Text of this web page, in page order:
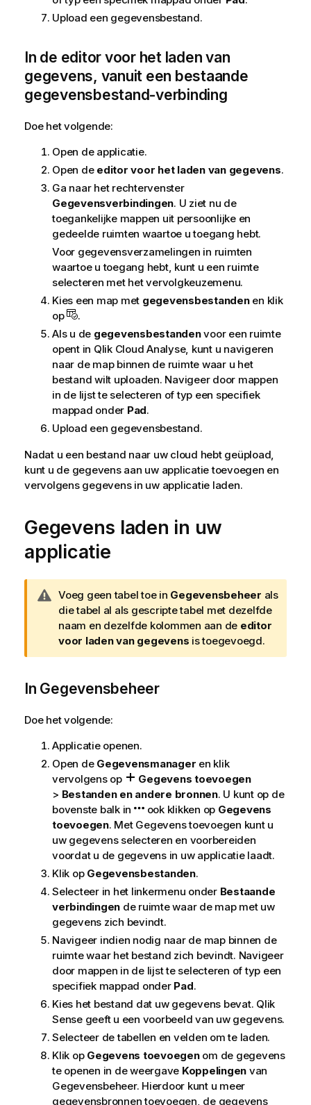
Upload een gegevensbestand.
In de editor voor het laden van
gegevens, vanuit een bestaande
gegevensbestand-verbinding
Doe het volgende:
Open de applicatie.
Open de editor voor het laden van gegevens.
Ga naar het rechtervenster
Gegevensverbindingen. U ziet nu de
toegankelijke mappen uit persoonlijke en
gedeelde ruimten waartoe u toegang hebt.
Voor gegevensverzamelingen in ruimten
waartoe u toegang hebt, kunt u een ruimte
selecteren met het vervolgkeuzemenu.
Kies een map met gegevensbestandenen klik
op
.
Als u de gegevensbestandenvoor een ruimte
opent in Qlik Cloud Analyse, kunt u navigeren
naar de map binnen de ruimte waar u het
bestand wilt uploaden. Navigeer door mappen
in de lijst te selecteren of typ een specifiek
mappad onder Pad.
Upload een gegevensbestand.
Nadat u een bestand naar uw cloud hebt geüpload,
kunt u de gegevens aan uw applicatie toevoegen en
vervolgens gegevens in uw applicatie laden.
Gegevens laden in uw
applicatie
W
a
a
r
s
h
w
n
g
Voeg geen tabel toe in Gegevensbeheer als
die tabel al als gescripte tabel met dezelfde
naam en dezelfde kolommen aan de editor
voor laden van gegevens is toegevoegd.
In Gegevensbeheer
Doe het volgende:
Applicatie openen.
Open de Gegevensmanager en klik
vervolgens op
Gegevens toevoegen
> Bestanden en andere bronnen. U kunt op de
bovenste balk in
ook klikken op Gegevens
toevoegen. Met Gegevens toevoegen kunt u
uw gegevens selecteren en voorbereiden
voordat u de gegevens in uw applicatie laadt.
Klik op Gegevensbestanden.
Selecteer in het linkermenu onder Bestaande
verbindingen de ruimte waar de map met uw
gegevens zich bevindt.
Navigeer indien nodig naar de map binnen de
ruimte waar het bestand zich bevindt. Navigeer
door mappen in de lijst te selecteren of typ een
specifiek mappad onder Pad.
Kies het bestand dat uw gegevens bevat. Qlik
Sensegeeft u een voorbeeld van uw gegevens.
Selecteer de tabellen en velden om te laden.
Klik op Gegevens toevoegenom de gegevens
te openen in de weergave Koppelingen van
Gegevensbeheer. Hierdoor kunt u meer
gegevensbronnen toevoegen, de gegevens